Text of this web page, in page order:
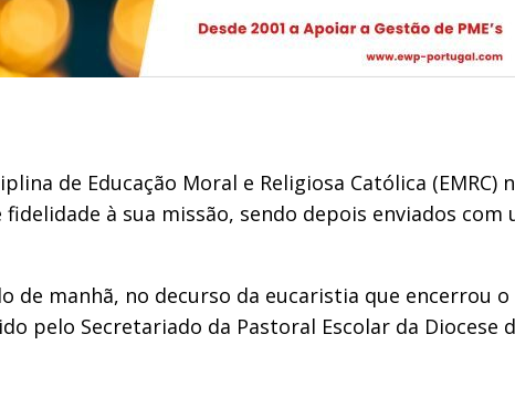
de Educação Moral e Religiosa Católica (EMRC)
à sua missão, sendo depois enviados com
de manhã, no decurso da eucaristia que encerrou
pelo Secretariado da Pastoral Escolar da Diocese